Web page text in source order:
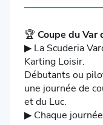
🏆 Coupe du
▶ La Scuderia
Karting Loisir.
Débutants ou
une journée de
et du Luc.
▶ Chaque